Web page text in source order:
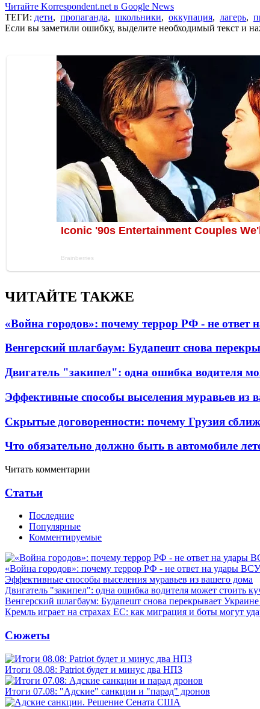
Читайте Korrespondent.net в Google News
ТЕГИ: дети, пропаганда, школьники, оккупация, лагерь,
Если вы заметили ошибку, выделите необходимый текст и
ЧИТАЙТЕ ТАКЖЕ
«Война городов»: почему террор РФ - не
Венгерский шлагбаум: Будапешт снова
Двигатель "закипел": одна ошибка водителя
Эффективные способы выселения муравьев из
Скрытые договоренности: почему Грузия
Что обязательно должно быть в автомобиле
Читать комментарии
Статьи
Последние
Популярные
Комментируемые
«Война городов»: почему террор РФ - не ответ на удары ВСУ
Эффективные способы выселения муравьев из вашего дома
Двигатель "закипел": одна ошибка водителя может стоить
Венгерский шлагбаум: Будапешт снова перекрывает
Кремль играет на страхах ЕС: как миграция и боты могут
Сюжеты
Итоги 08.08: Patriot будет и минус два НПЗ
Итоги 07.08: "Адские" санкции и "парад" дронов